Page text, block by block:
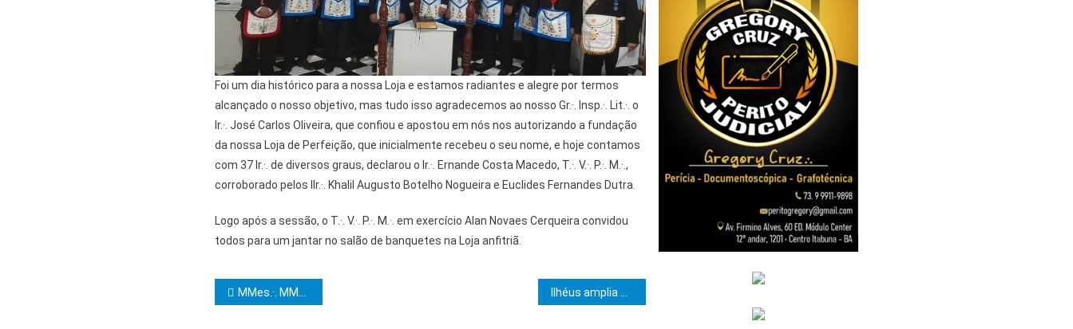
Foi um dia histórico para a nossa Loja e estamos radiantes e alegre por termos
alcançado o nosso objetivo, mas tudo isso agradecemos ao nosso Gr.·. Insp.·. Lit.·. o
Ir.·. José Carlos Oliveira, que confiou e apostou em nós nos autorizando a fundação
da nossa Loja de Perfeição, que inicialmente recebeu o seu nome, e hoje contamos
com 37 Ir.·. de diversos graus, declarou o Ir.·. Ernande Costa Macedo, T.·. V.·. P.·. M.·.,
corroborado pelos IIr.·. Khalil Augusto Botelho Nogueira e Euclides Fernandes Dutra.
Logo após a sessão, o T.·. V.·. P.·. M.·. em exercício Alan Novaes Cerqueira convidou
todos para um jantar no salão de banquetes na Loja anfitriã.
Navegação de Post
MMes.·. MMaç.·. são iniciados no grau 19 no Clima de Itabuna